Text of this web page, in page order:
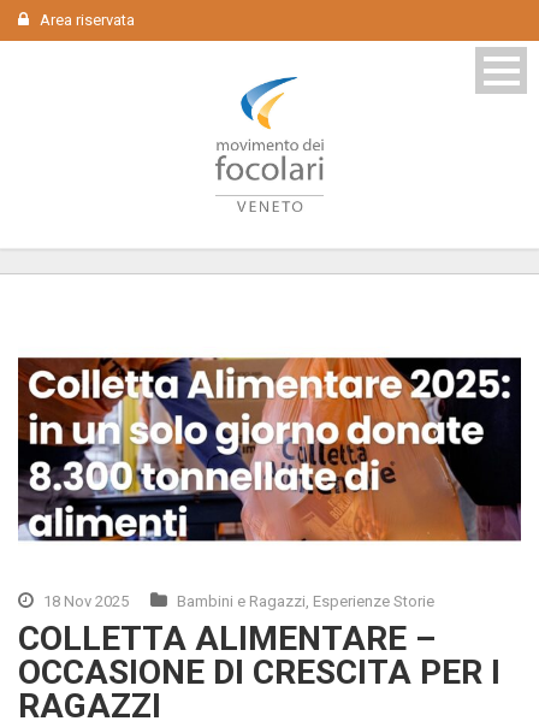
Area riservata
18 Nov 2025 Bambini e Ragazzi Esperienze Storie
COLLETTA ALIMENTARE –
OCCASIONE DI CRESCITA PER I
RAGAZZI